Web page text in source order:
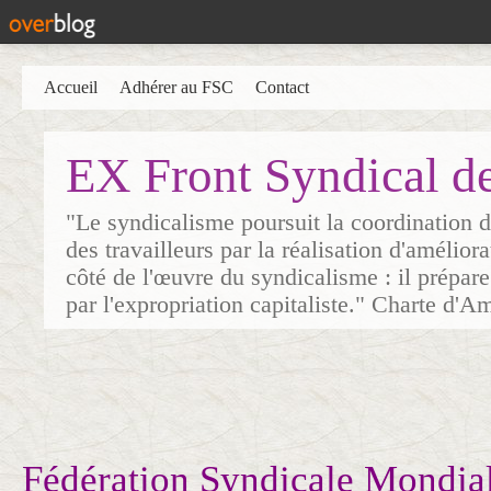
EX Front Syndical
"Le syndicalisme poursuit la coordination
des travailleurs par la réalisation
côté de l'œuvre du syndicalisme : il
par l'expropriation capitaliste." Charte
Accueil Adhérer au FSC Contact
Fédération Syndicale